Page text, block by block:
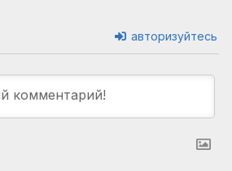
авторизуйтесь